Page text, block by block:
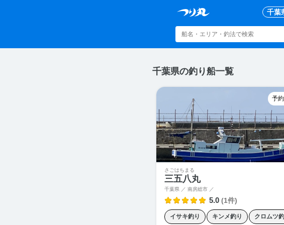
千葉
千葉県の釣り船一覧
予
さごはちまる
三五八丸
千葉県 ／ 南房総市 ／
5.0 (1件)
イサキ釣り キンメ釣り クロムツ